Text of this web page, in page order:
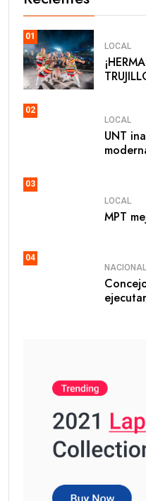
01
LOCAL
02
LOCAL
UNT
03
LOCAL
MPT
04
NACIONAL